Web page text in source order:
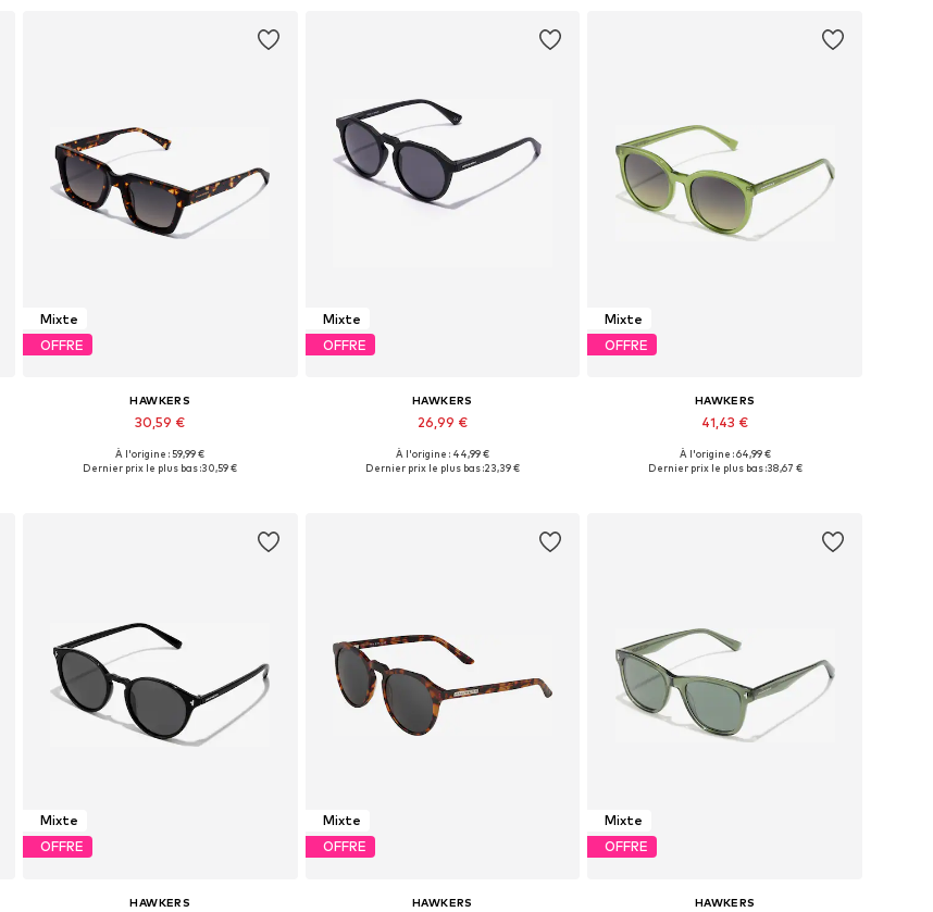
Mixte
OFFRE
HAWKERS
30,59 €
+3
Tailles disponibles: Onesize
À l'origine : 59,99 €
Dernier prix le plus bas :30,59 €
Mixte
OFFRE
HAWKERS
26,99 €
+2
Tailles disponibles: Onesize
À l'origine : 44,99 €
Dernier prix le plus bas :23,39 €
Mixte
OFFRE
HAWKERS
41,43 €
Tailles disponibles: Onesize
À l'origine : 64,99 €
Dernier prix le plus bas :38,67 €
Mixte
OFFRE
HAWKERS
Mixte
OFFRE
HAWKERS
Mixte
OFFRE
HAWKERS